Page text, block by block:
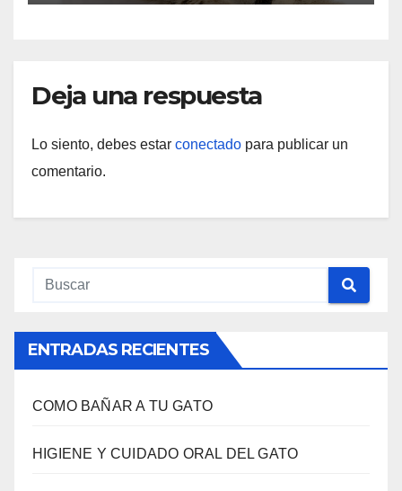
Deja una respuesta
Lo siento, debes estar conectado para publicar un
comentario.
ENTRADAS RECIENTES
COMO BAÑAR A TU GATO
HIGIENE Y CUIDADO ORAL DEL GATO